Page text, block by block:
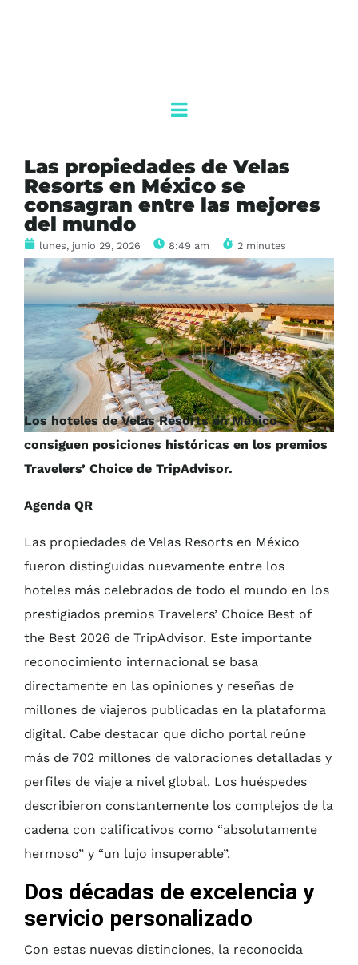
Las propiedades de Velas
Resorts en México se
consagran entre las mejores
del mundo
lunes, junio 29, 2026 8:49 am 2 minutes
Los hoteles de Velas Resorts en México
consiguen posiciones históricas en los premios
Travelers’ Choice de TripAdvisor.
Agenda QR
Las propiedades de Velas Resorts en México
fueron distinguidas nuevamente entre los
hoteles más celebrados de todo el mundo en los
prestigiados premios Travelers’ Choice Best of
the Best 2026 de TripAdvisor. Este importante
reconocimiento internacional se basa
directamente en las opiniones y reseñas de
millones de viajeros publicadas en la plataforma
digital. Cabe destacar que dicho portal reúne
más de 702 millones de valoraciones detalladas y
perfiles de viaje a nivel global. Los huéspedes
describieron constantemente los complejos de la
cadena con calificativos como “absolutamente
hermoso” y “un lujo insuperable”.
Dos décadas de excelencia y
servicio personalizado
Con estas nuevas distinciones, la reconocida